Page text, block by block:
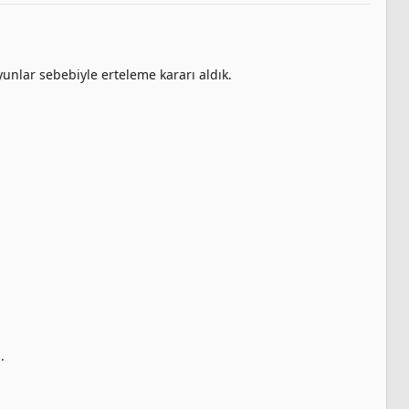
sebebiyle erteleme kararı aldık.